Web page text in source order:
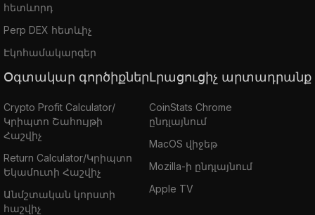
հետևորդ
Perp DEX հետևիչ
Էկոհամակարգեր
Օգտակար գործիքներ
Crypto Profit Calculator/
Կրիպտո Շահույթի
Հաշվիչ
Return Calculator/Կրիպտո
Եկամուտի Հաշվիչ
Անմշտական կորստի
հաշվիչ
Լրացուցիչ արտադրանք
CoinStats Chrome
ընդլայնում
MacOS վիջեթ
Mozilla-ի ընդլայնում
Apple TV